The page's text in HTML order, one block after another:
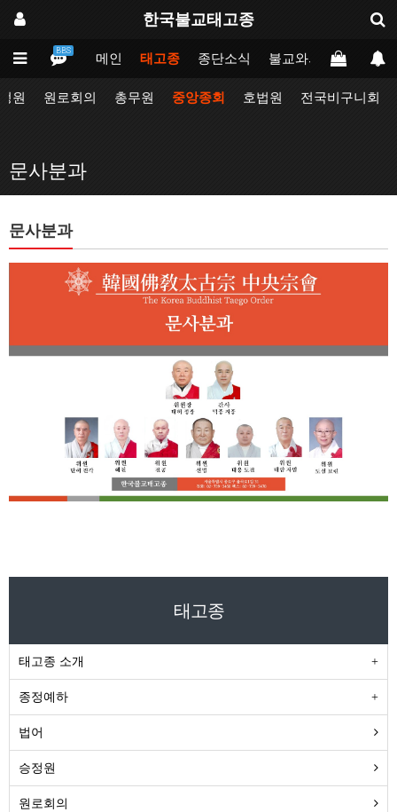
한국불교태고종
BBS
메인 태고종 종단소식 불교와의만남 업
원 원로회의 총무원 중앙종회 호법원 전국비구니회
문사분과
문사분과
태고종
태고종 소개
종정예하
법어
승정원
원로회의